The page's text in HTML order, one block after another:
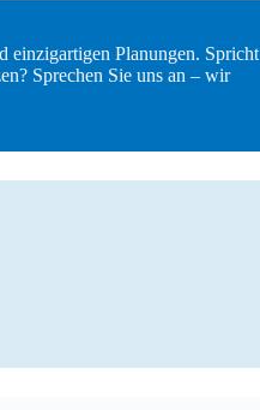
einzigartigen Planungen. Spricht
Sprechen Sie uns an – wir